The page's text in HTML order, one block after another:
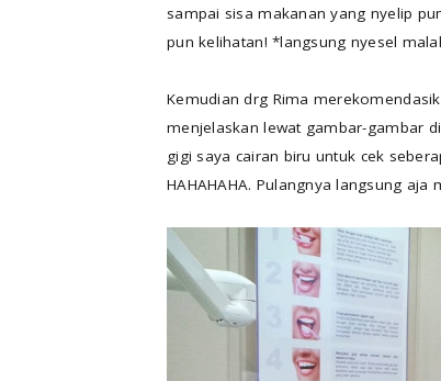
sampai sisa makanan yang nyelip
pun kelihatan! *langsung nyesel
Kemudian drg Rima
menjelaskan lewat gambar-gambar
gigi saya cairan biru untuk cek
HAHAHAHA. Pulangnya langsung